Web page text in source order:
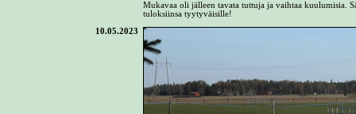
Mukavaa oli jälleen tavata tuttuja ja vaihtaa kuulumisia.
tuloksiinsa tyytyväisille!
10.05.2023